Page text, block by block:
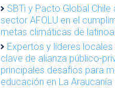
SBTi y Pacto Global Chile
sector AFOLU en el
metas climáticas de
Expertos y líderes
clave de alianza público-
principales desafíos para
educación en La Araucanía